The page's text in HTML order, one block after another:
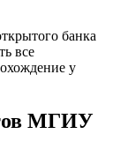
банка
все
у
МГИУ